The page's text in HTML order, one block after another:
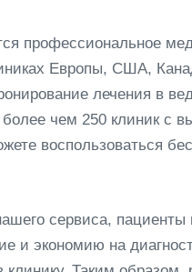
профессиональное
Европы, США,
лечения в
чем 250 клиник с
воспользоваться
сервиса,
и экономию на